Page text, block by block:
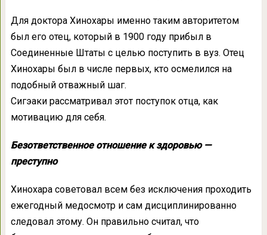
Для доктора Хинохары именно таким авторитетом
был его отец, который в 1900 году прибыл в
Соединенные Штаты с целью поступить в вуз. Отец
Хинохары был в числе первых, кто осмелился на
подобный отважный шаг.
Сигэаки рассматривал этот поступок отца, как
мотивацию для себя.
Безответственное отношение к здоровью —
преступно
Хинохара советовал всем без исключения проходить
ежегодный медосмотр и сам дисциплинированно
следовал этому. Он правильно считал, что